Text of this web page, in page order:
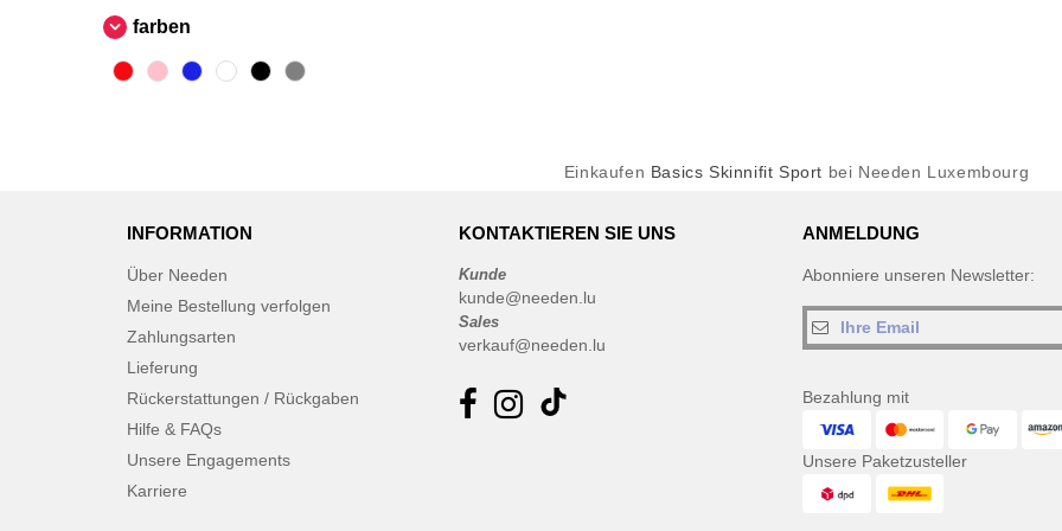
farben
Einkaufen Basics Skinnifit Sport bei Needen Luxembourg
INFORMATION
Über Needen
Meine Bestellung verfolgen
Zahlungsarten
Lieferung
Rückerstattungen / Rückgaben
Hilfe & FAQs
Unsere Engagements
Karriere
KONTAKTIEREN SIE UNS
Kunde
kunde@needen.lu
Sales
verkauf@needen.lu
ANMELDUNG
Abonniere unseren Newsletter:
Bezahlung mit
Unsere Paketzusteller